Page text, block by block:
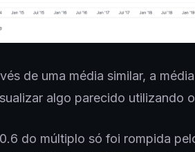
de uma média similar, a
algo parecido utilizando
do múltiplo só foi rompida